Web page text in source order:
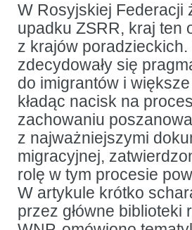
w
W Rosyjskiej Federacji
upadku ZSRR, kraj ten
z krajów
zdecydowały się
do imigrantów i
kładąc nacisk na
zachowaniu
z najważniejszymi
migracyjnej,
rolę w tym procesie
W artykule krótko
przez główne